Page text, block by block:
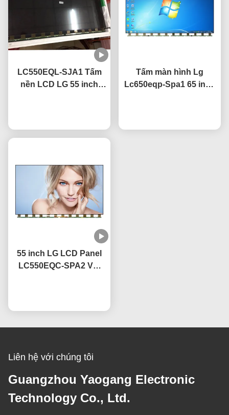
LC550EQL-SJA1 Tấm
nền LCD LG 55 inch
Tấm màn hình Lg
Lc650eqp-Spa1 65 inch
55 inch LG LCD Panel
LC550EQC-SPA2 Với
Liên hệ với chúng tôi
Guangzhou Yaogang Electronic
Technology Co., Ltd.